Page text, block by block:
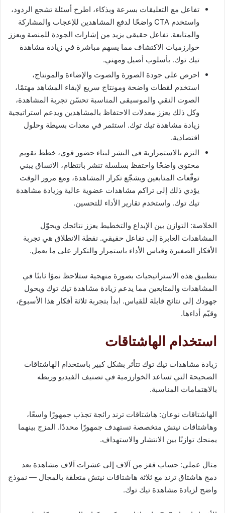
تفاعل مع التعليقات بسرعة وبذكاء، اطرح أسئلة تشجع الردود،
واستخدم CTA واضحًا لدفع المشاهدين للإعجاب والمشاركة
والمتابعة. تفاعل حقيقي يزيد من إشارات الجودة للمنصة ويعزز
خوارزميات الاكتشاف مما يسهم مباشرة في زيادة مشاهدة
تيك توك. بأسلوب أصيل ومهني.
احرص على جودة الصورة والصوت والإضاءة والمونتاج،
استخدم لقطات واضحة ومونتاج سريع لإبقاء المشاهد مهتمًا،
الصوت النقي والموسيقى المناسبة تحسّن تجربة المشاهدة،
وكل ذلك يعزز معدلات الاحتفاظ بالمشاهدين ويدعم استراتيجية
زيادة مشاهدة تيك توك. استثمر في معدات بسيطة وحلول
اقتصادية.
التزم بالاستمرارية في النشر لبناء حضور قوي، خطط تقويم
محتوى واضحًا واحتفظ بسلسلة تنشر بانتظام، الاتساق يبني
توقّعات المتابعين ويشجّع تكرار المشاهدة، ومع مرور الوقت
يؤدي ذلك إلى تراكم مشاهدات عضوية عالية وزيادة مشاهدة
تيك توك. واستخدم تقارير الأداء للتحسين.
الخلاصة: التوازن بين الإبداع والتخطيط يعزز نتائجك ويحوّل
المشاهدات العابرة إلى تفاعل حقيقي. نقطة الانطلاق هي تجربة
الأفكار الصغيرة وقياس الأداء باستمرار والتكرار على ما يعمل.
بتطبيق هذه الاستراتيجيات بصورة منهجية ستلاحظ نموًا ثابتًا في
المشاهدات والمتابعين مما يدعم زيادة مشاهدة تيك توك ويحول
جهودك إلى نتائج قابلة للقياس. ابدأ بتجربة ثلاثة أفكار هذا الأسبوع،
وقيّم أداءها.
استخدام الهاشتاقات
زيادة مشاهدات تيك توك تتأثر بشكل كبير باستخدام الهاشتاقات
الصحيحة التي تساعد الخوارزمية في تصنيف الفيديو وربطه
بالاهتمامات المناسبة.
الهاشتاقات نوعان: هاشتاقات ترند رائجة تجذب جمهورًا واسعًا،
وهاشتاقات نيتش متخصصة تستهدف جمهورًا محددًا. المزج بينهما
يمنحك توازنًا بين الانتشار والاستهداف.
مثال عملي: حساب قفز من آلاف إلى عشرات آلاف مشاهدة بعد
دمج هاشتاق ترند مع ثلاثة هاشتاقات نيتش متعلقة بالمجال — نموذج
واضح لزيادة مشاهدة تيك توك.